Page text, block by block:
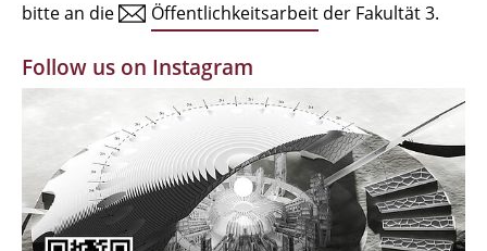
Zeichensäle
MBW | Modellbauwerkstatt
Alumni | cloud club
Dokumente und Downloads
bitte an die
Öffentlichkeitsarbeit der Fakultät 3.
Follow us on Instagram